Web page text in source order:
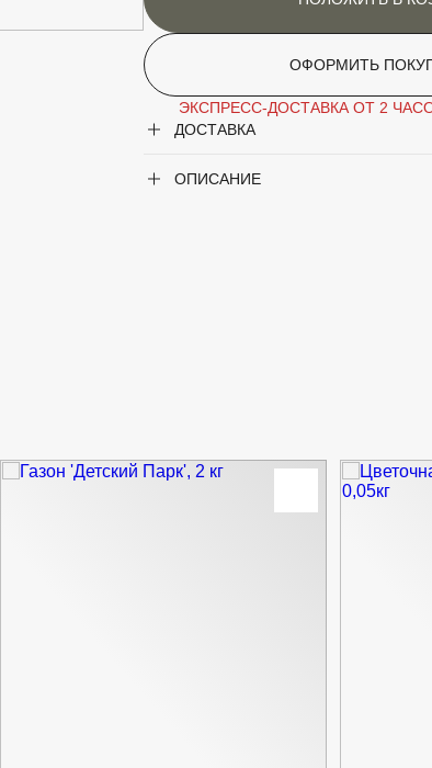
ОФОРМИТЬ
ЭКСПРЕСС-ДОСТАВКА ОТ 2
ДОСТАВКА
ОПИСАНИЕ